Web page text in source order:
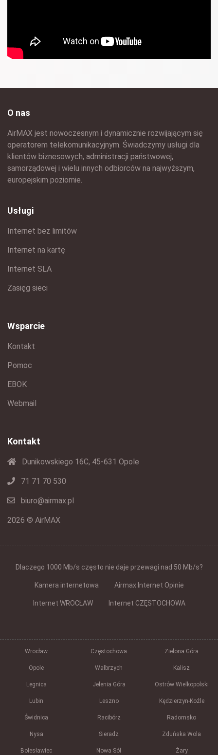
O nas
AirMAX jest nowoczesnym i dynamicznie rozwijającym się
operatorem telekomunikacyjnym. Świadczymy usługi dla
klientów biznesowych, administracji państwowej,
samorządowej i wielu innych odbiorców na najwyższym,
europejskim poziomie.
Usługi
Internet bez limitów
Internet na kartę
Internet SLA
Zasięg sieci
Wsparcie
Kontakt
Pomoc
EBOK
Webmail
Kontakt
Dunikowskiego 16C, 45-631 Opole
71 71 70 530
biuro@airmax.pl
2026 © AirMAX
Dlaczego 1000 Mb/s często nie daje przewagi nad 50 Mb/s?
Kamera internetowa Airmax Internet Opinie
Internet WROCŁAW Internet CZĘSTOCHOWA
Wrocław Częstochowa Zielona Góra
Opole Wałbrzych Kalisz
Legnica Jelenia Góra Ostrów Wielkopolski
Lubin Leszno Kędzierzyn-Koźle
Świdnica Racibórz Radomsko
Nysa Sieradz Zduńska Wola
Bolesławiec Nowa Sól Żary